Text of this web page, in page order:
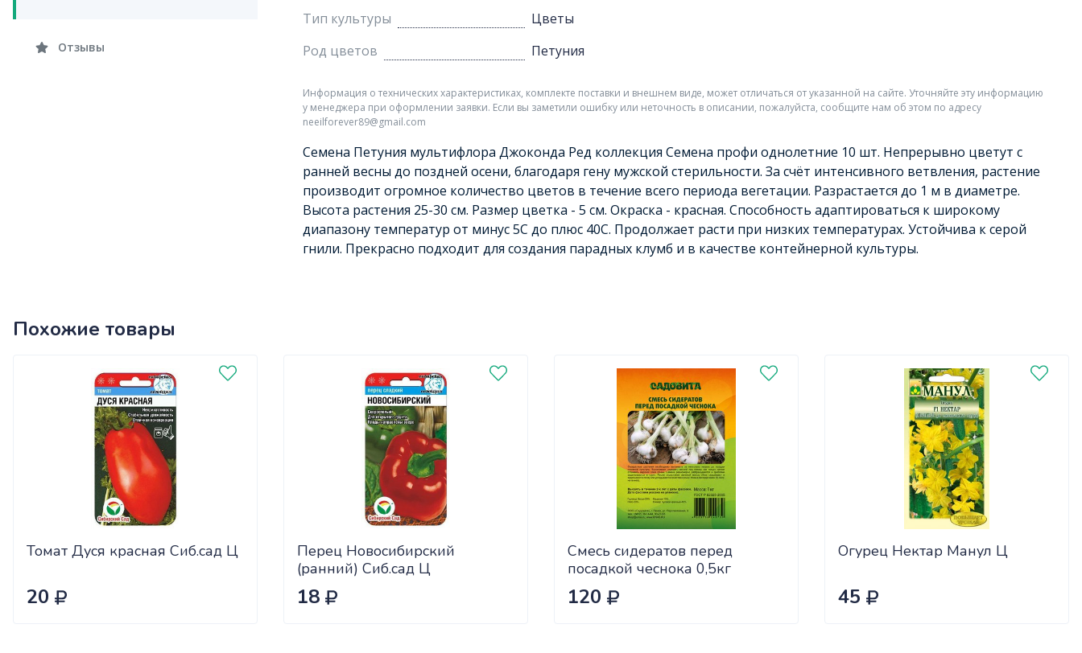
Отзывы
Тип культуры
Цветы
Род цветов
Петуния
Информация о технических характеристиках, комплекте поставки и внешнем виде, может отличаться от указанной на сайте. Уточняйте эту информацию
у менеджера при оформлении заявки. Если вы заметили ошибку или неточность в описании, пожалуйста, сообщите нам об этом по адресу
neeilforever89@gmail.com
Семена Петуния мультифлора Джоконда Ред коллекция Семена профи однолетние 10 шт. Непрерывно цветут с
ранней весны до поздней осени, благодаря гену мужской стерильности. За счёт интенсивного ветвления, растение
производит огромное количество цветов в течение всего периода вегетации. Разрастается до 1 м в диаметре.
Высота растения 25-30 см. Размер цветка - 5 см. Окраска - красная. Способность адаптироваться к широкому
диапазону температур от минус 5С до плюс 40С. Продолжает расти при низких температурах. Устойчива к серой
гнили. Прекрасно подходит для создания парадных клумб и в качестве контейнерной культуры.
Похожие товары
Томат Дуся красная Сиб.сад Ц
20
Перец Новосибирский
(ранний) Сиб.сад Ц
18
Смесь сидератов перед
посадкой чеснока 0,5кг
САДОВИТА (25/30)
120
Огурец Нектар Манул Ц
45